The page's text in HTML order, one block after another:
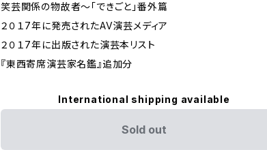
笑芸関係の物故者～「できごと」番外篇
２０１7年に発売されたAV演芸メディア
２０１7年に出版された演芸本リスト
『東西寄席演芸家名鑑』追加分
International shipping available
Sold out